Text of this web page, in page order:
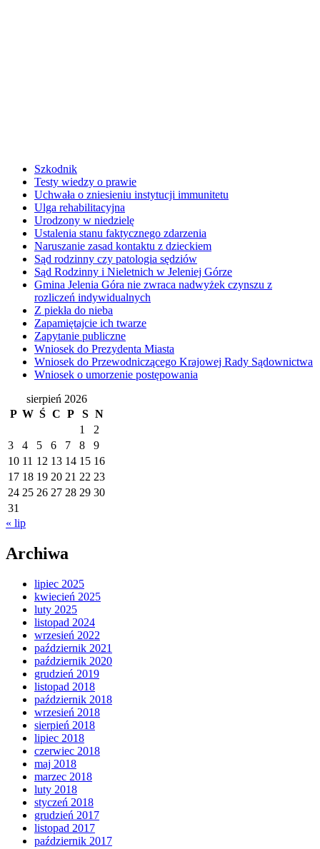
Szkodnik
Testy wiedzy o prawie
Uchwała o zniesieniu instytucji immunitetu
Ulga rehabilitacyjna
Urodzony w niedzielę
Ustalenia stanu faktycznego zdarzenia
Naruszanie zasad kontaktu z dzieckiem
Sąd rodzinny czy patologia sędziów
Sąd Rodzinny i Nieletnich w Jeleniej Górze
Gmina Jelenia Góra nie zwraca nadwyżek czynszu z
rozliczeń indywidualnych
Z piekła do nieba
Zapamiętajcie ich twarze
Zapytanie publiczne
Wniosek do Prezydenta Miasta
Wniosek do Przewodniczącego Krajowej Rady Sądownictwa
Wniosek o umorzenie postępowania
sierpień 2026
P W Ś C P S N
1
2
3
4 5 6 7 8
9
10 11 12 13 14 15 16
17 18 19 20 21 22 23
24 25 26 27 28 29 30
31
« lip
Archiwa
lipiec 2025
kwiecień 2025
luty 2025
listopad 2024
wrzesień 2022
październik 2021
październik 2020
grudzień 2019
listopad 2018
październik 2018
wrzesień 2018
sierpień 2018
lipiec 2018
czerwiec 2018
maj 2018
marzec 2018
luty 2018
styczeń 2018
grudzień 2017
listopad 2017
październik 2017